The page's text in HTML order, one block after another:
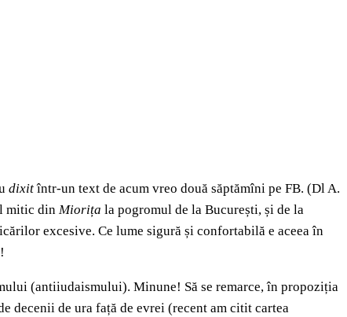
dixitîntr-un text de acum vreo două săptămîni pe FB. (Dl A.
mitic din Miorița la pogromul de la București, și de la
excesive. Ce lume sigură și confortabilă e aceea în
(antiiudaismului). Minune! Să se remarce, în propoziția
decenii de ura față de evrei (recent am citit cartea